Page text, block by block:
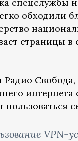
спецслужбы
обходили
страницы в
Радио
интернета
VPN-